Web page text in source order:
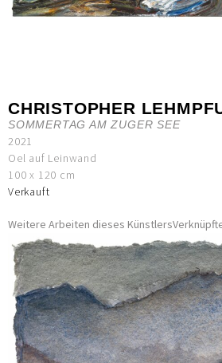
CHRISTOPHER
SOMMERTAG AM ZUGER SEE
2021
Oel auf Leinwand
100 x 120 cm
Verkauft
Weitere Arbeiten dieses Künstlers